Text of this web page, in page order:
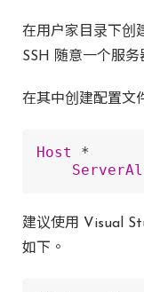
在用户家目录下创
SSH 随意一个服务
在其中创建配置文
Host
*
建议使用 Visual
如下。